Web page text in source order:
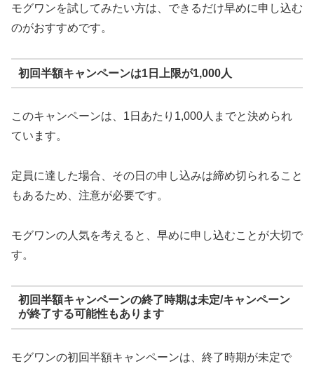
モグワンを試してみたい方は、できるだけ早めに申し込む
のがおすすめです。
初回半額キャンペーンは1日上限が1,000人
このキャンペーンは、1日あたり1,000人までと決められ
ています。
定員に達した場合、その日の申し込みは締め切られること
もあるため、注意が必要です。
モグワンの人気を考えると、早めに申し込むことが大切で
す。
初回半額キャンペーンの終了時期は未定/キャンペーン
が終了する可能性もあります
モグワンの初回半額キャンペーンは、終了時期が未定で